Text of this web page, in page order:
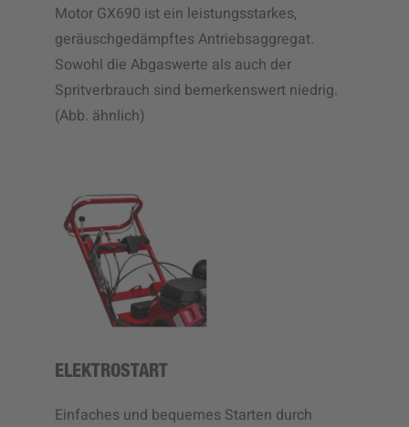
Motor GX690 ist ein leistungsstarkes,
geräuschgedämpftes Antriebsaggregat.
Sowohl die Abgaswerte als auch der
Spritverbrauch sind bemerkenswert niedrig.
(Abb. ähnlich)
ELEKTROSTART
Einfaches und bequemes Starten durch